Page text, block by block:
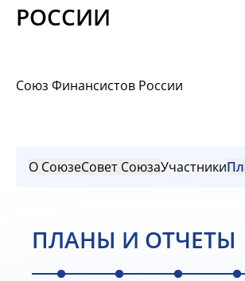
РОССИИ
Союз Финансистов России
О СоюзеСовет СоюзаУчастники
ПЛАНЫ И ОТЧЕТЫ